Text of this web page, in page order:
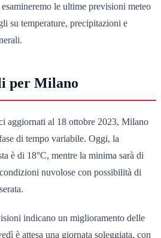
le ultime previsioni meteo
su temperature, precipitazioni e
per Milano
aggiornati al 18 ottobre 2023, Milano
di tempo variabile. Oggi, la
è di 18°C, mentre la minima sarà di
nuvolose con possibilità di
indicano un miglioramento delle
è attesa una giornata soleggiata, con